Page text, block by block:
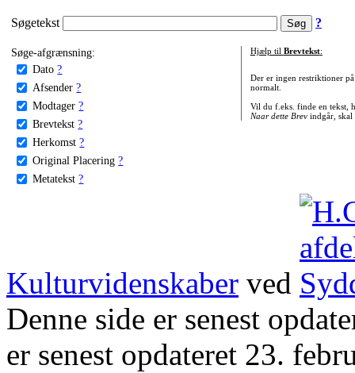
Søgetekst ?
Søge-afgrænsning:
Dato ?
Afsender ?
Modtager ?
Brevtekst ?
Herkomst ?
Original Placering ?
Metatekst ?
Hjælp til Brevtekst:
Der er ingen restriktioner
normalt.
Vil du f.eks. finde en tekst,
Naar dette Brevindgår, skal
Kulturvidenskaber ved
Denne side er senest
er senest opdateret 23.